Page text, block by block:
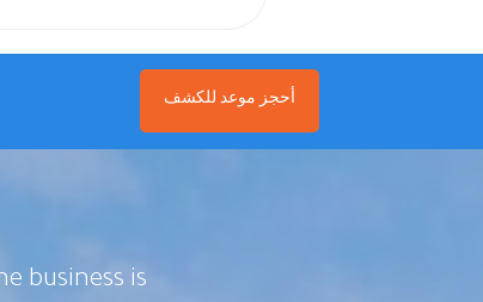
أحجز موعد للكشف
business is